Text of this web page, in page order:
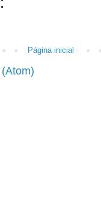
Página inicial